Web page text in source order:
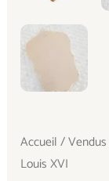
Accueil /Vendus
Louis XVI